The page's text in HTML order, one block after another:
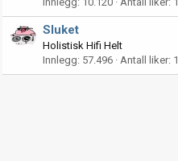
Sluket
Holistisk Hifi Helt
Innlegg 57.496 Antall liker